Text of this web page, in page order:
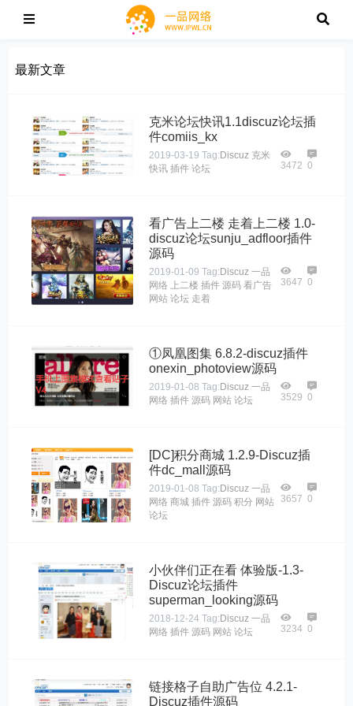
最新文章
克米论坛快讯1.1discuz论坛插
件comiis_kx
2019-03-19 Tag: Discuz 克米
快讯 插件 论坛 3472 0
看广告上二楼 走着上二楼 1.0-
discuz论坛sunju_adfloor插件
源码
2019-01-09 Tag: Discuz 一品
网络
上二楼 插件 源码 看广告
网站 论坛 走着
3647 0
①凤凰图集 6.8.2-discuz插件
onexin_photoview源码
2019-01-08 Tag: Discuz 一品
网络 插件 源码 网站 论坛 3529 0
[DC]积分商城 1.2.9-Discuz插
件dc_mall源码
2019-01-08 Tag: Discuz 一品
网络 商城 插件 源码 积分 网站
论坛
3657 0
小伙伴们正在看 体验版-1.3-
Discuz论坛插件
superman_looking源码
2018-12-24 Tag: Discuz 一品
网络 插件 源码 网站 论坛 3234 0
链接格子自助广告位 4.2.1-
Discuz插件源码